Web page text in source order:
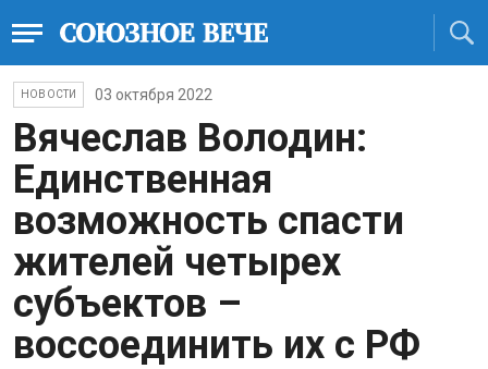
НОВОСТИ 03 октября 2022
Вячеслав Володин:
Единственная
возможность спасти
жителей четырех
субъектов –
воссоединить их с РФ